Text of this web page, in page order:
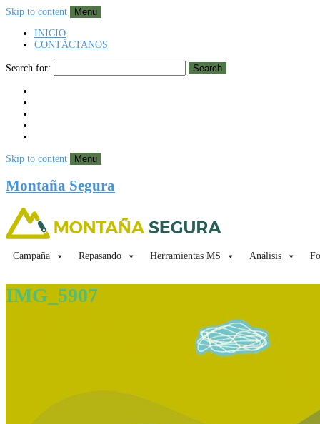
Skip to content
Menu
INICIO
CONTÁCTANOS
Search for: Search
Skip to content Menu
Montaña Segura
Campaña Repasando Herramientas MS Análisis
IMG_5907